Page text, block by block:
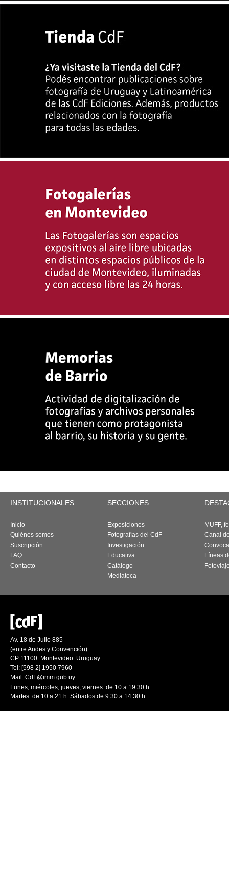
INSTITUCIONALES SECCIONES
Inicio
Quiénes somos
Suscripción
FAQ
Contacto
Exposiciones
Fotografías del CdF
Investigación
Educativa
Catálogo
Mediateca
MUFF,
Canal
Líneas
Av. 18 de Julio 885
(entre Andes y Convención)
CP 11100. Montevideo. Uruguay
Tel: [598 2] 1950 7960
Mail: CdF@imm.gub.uy
Lunes, miércoles, jueves, viernes: de 10 a 19.30 h.
Martes: de 10 a 21 h. Sábados de 9.30 a 14.30 h.